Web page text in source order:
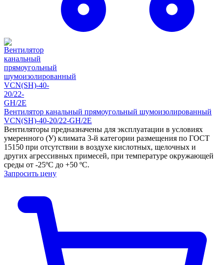
Вентилятор канальный прямоугольный шумоизолированный
VCN(SH)-40-20/22-GH/2E
Вентиляторы предназначены для эксплуатации в условиях
умеренного (У) климата 3-й категории размещения по ГОСТ
15150 при отсутствии в воздухе кислотных, щелочных и
других агрессивных примесей, при температуре окружающей
среды от -25ºС до +50 ºС.
Запросить цену